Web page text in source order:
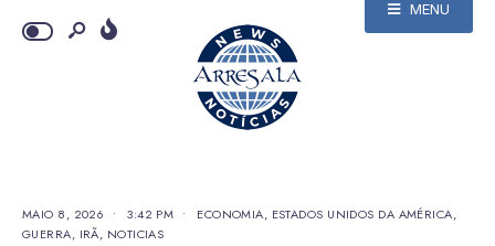
MENU
MAIO 8, 2026 • 3:42 PM • ECONOMIA, ESTADOS UNIDOS DA AMÉRICA,
GUERRA, IRÃ, NOTICIAS